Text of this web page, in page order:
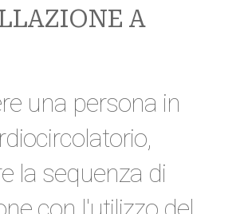
A
una persona in
la sequenza di